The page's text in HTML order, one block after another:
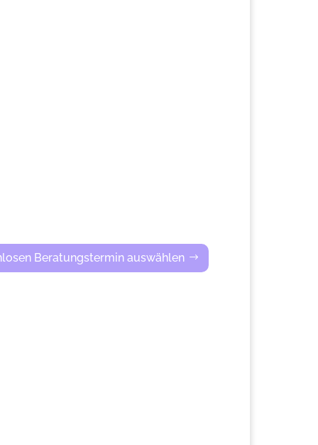
Beratungstermin auswählen